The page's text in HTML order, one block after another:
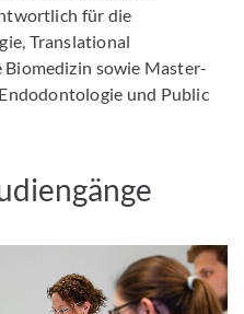
für die
Translational
sowie Master-
und Public